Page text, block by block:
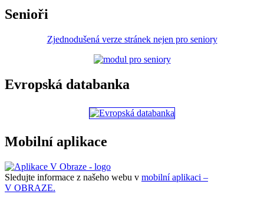
Senioři
Zjednodušená verze stránek nejen pro seniory
Evropská databanka
Mobilní aplikace
Sledujte informace z našeho webu v mobilní aplikaci –
V OBRAZE.